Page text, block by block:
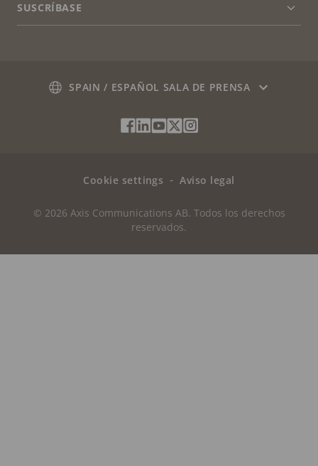
Historias de clientes
SUSCRÍBASE
menú
de seguridad de Axis
SPAIN / ESPAÑOL SALA DE PRENSA
Social
Media
Facebook
Linkedin
Youtube
X
Instagram
Cookie settings Aviso legal
© 2026 Axis Communications AB. Todos los derechos
reservados.